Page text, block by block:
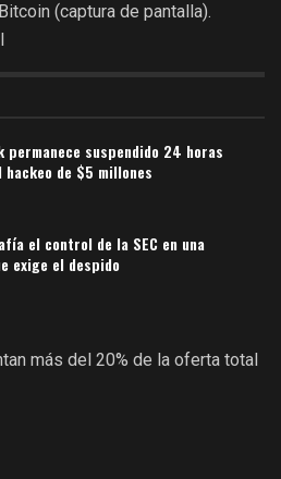
(captura de pantalla).
permanece suspendido 24 horas
hackeo de $5 millones
el control de la SEC en una
exige el despido
más del 20% de la oferta total